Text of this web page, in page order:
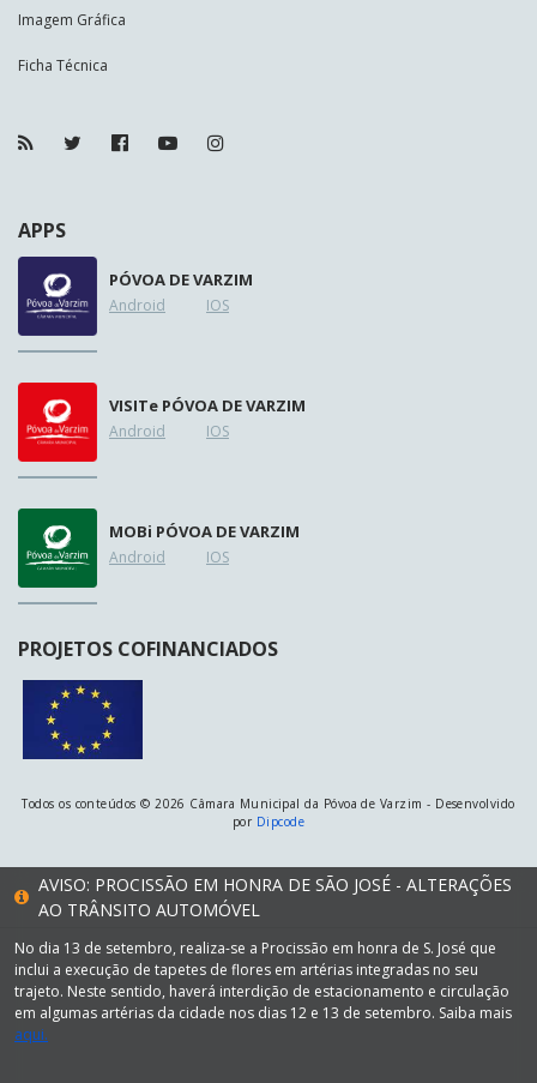
Imagem Gráfica
Ficha Técnica
APPS
PÓVOA DE VARZIM
Android IOS
VISITe PÓVOA DE VARZIM
Android IOS
MOBi PÓVOA DE VARZIM
Android IOS
PROJETOS COFINANCIADOS
Todos os conteúdos © 2026 Câmara Municipal da Póvoa de Varzim - Desenvolvido
por Dipcode
AVISO: PROCISSÃO EM HONRA DE SÃO JOSÉ - ALTERAÇÕES
AO TRÂNSITO AUTOMÓVEL
No dia 13 de setembro, realiza-se a Procissão em honra de S. José que
inclui a execução de tapetes de flores em artérias integradas no seu
trajeto. Neste sentido, haverá interdição de estacionamento e circulação
em algumas artérias da cidade nos dias 12 e 13 de setembro. Saiba mais
aqui.